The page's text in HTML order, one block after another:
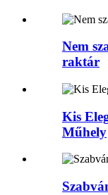
Nem
raktár
Kis
Műhely